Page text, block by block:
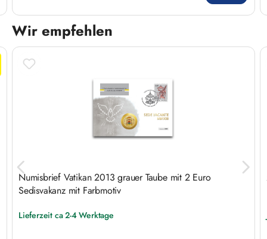
Wir empfehlen
Produktgalerie überspringen
Numisbrief Vatikan 2013 grauer Taube mit 2 Euro
Sedisvakanz mit Farbmotiv
Lieferzeit ca 2-4 Werktage